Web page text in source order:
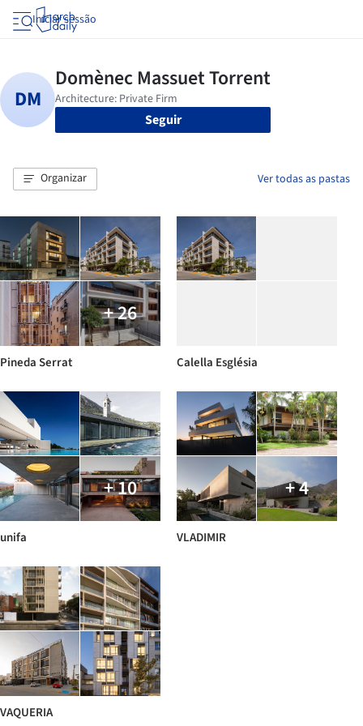
Iniciar sessão
Seguir
Organizar Ver todas as pastas
+ 26
Pineda Serrat Calella Església
+ 10
unifa
+ 4
VLADIMIR
VAQUERIA